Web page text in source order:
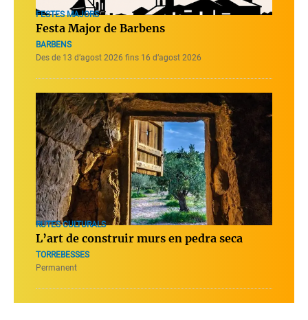
FESTES MAJORS
Festa Major de Barbens
BARBENS
Des de 13 d’agost 2026 fins 16 d’agost 2026
RUTES CULTURALS
L’art de construir murs en pedra seca
TORREBESSES
Permanent